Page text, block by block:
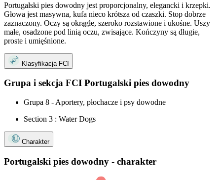
Portugalski pies dowodny jest proporcjonalny, elegancki i krzepki.
Głowa jest masywna, kufa nieco krótsza od czaszki. Stop dobrze
zaznaczony. Oczy są okrągłe, szeroko rozstawione i ukośne. Uszy
małe, osadzone pod linią oczu, zwisające. Kończyny są długie,
proste i umięśnione.
Klasyfikacja FCI
Grupa i sekcja FCI Portugalski pies dowodny
Grupa 8 - Aportery, płochacze i psy dowodne
Section 3 : Water Dogs
Charakter
Portugalski pies dowodny - charakter